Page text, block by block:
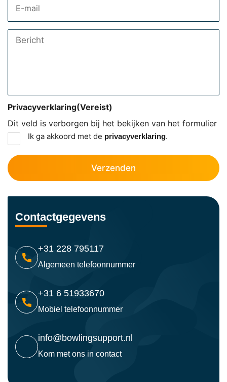
Bericht
Dit veld is verborgen bij het bekijken van het formulier
Privacyverklaring(Vereist)
Ik ga akkoord met de privacyverklaring.
Contactgegevens
+31 228 795117
Algemeen telefoonnummer
+31 6 51933670
Mobiel telefoonnummer
info@bowlingsupport.nl
Kom met ons in contact